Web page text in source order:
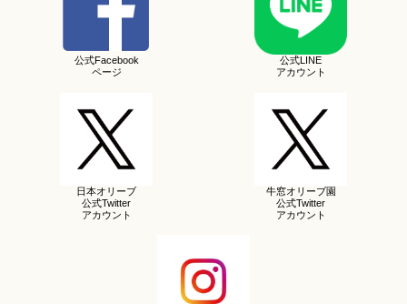
公式Facebook
ページ
公式LINE
アカウント
日本オリーブ
公式Twitter
アカウント
牛窓オリーブ園
公式Twitter
アカウント